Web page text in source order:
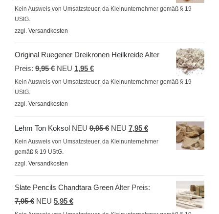
war:
Preis
5,95 €.
Kein Ausweis von Umsatzsteuer, da Kleinunternehmer gemäß § 19
UStG.
zzgl. Versandkosten
Original Ruegener Dreikronen HeilkreideAlter
Preis: 9,95€ Ursprünglicher
Preis
NEU 1,95 €Aktueller
Preis
Kein Ausweis von Umsatzsteuer, da Kleinunternehmer gemäß § 19
UStG.
zzgl. Versandkosten
Lehm Ton Koksol NEU 9,95€ Ursprünglicher
Preis
NEU 7,95 €Aktueller
Preis
Kein Ausweis von Umsatzsteuer, da Kleinunternehmer
gemäß § 19 UStG.
zzgl. Versandkosten
Slate Pencils Chandtara GreenAlter Preis:
7,95€ Ursprünglicher
NEU 5,95 €Aktueller